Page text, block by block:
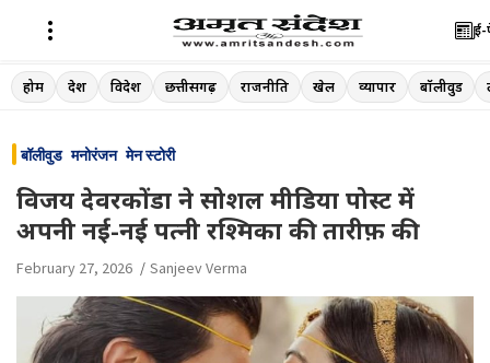
Skip
to
ई-
होम देश विदेश छत्तीसगढ़ राजनीति खेल व्यापार बॉलीवुड
बॉलीवुड मनोरंजन मेन स्टोरी
विजय देवरकोंडा ने सोशल मीडिया पोस्ट में
अपनी नई-नई पत्नी रश्मिका की तारीफ़ की
February 27, 2026 Sanjeev Verma